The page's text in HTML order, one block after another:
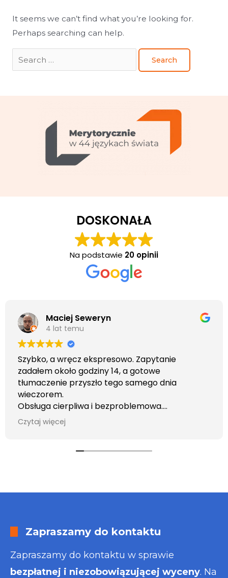
It seems we can’t find what you’re looking for.
Perhaps searching can help.
DOSKONAŁA
Na podstawie 20 opinii
Maciej Seweryn
4 lat temu
Szybko, a wręcz ekspresowo. Zapytanie
zadałem około godziny 14, a gotowe
tłumaczenie przyszło tego samego dnia
wieczorem.
Obsługa cierpliwa i bezproblemowa.
Otrzymałem wszelkie informacje i porady jaka
usługa będzie dla mnie najlepsza. Faktura także
Czytaj więcej
Zapraszamy do kontaktu
Zapraszamy do kontaktu w sprawie
bezpłatnej i niezobowiązującej wyceny. Na